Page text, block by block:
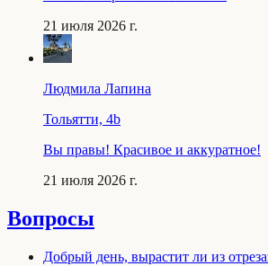
21 июля 2026 г.
Людмила Лапина
Тольятти, 4b
Вы правы! Красивое и аккуратное!
21 июля 2026 г.
Вопросы
Добрый день, вырастит ли из